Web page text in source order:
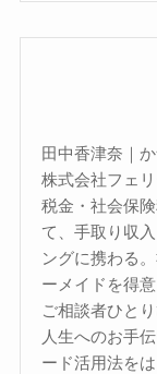
田中香津奈｜
株式会社フェ
税金・社会保
て、手取り収
ングに携わる
ーメイドを得意
ご相談者ひと
人生へのお手
ード活用法を